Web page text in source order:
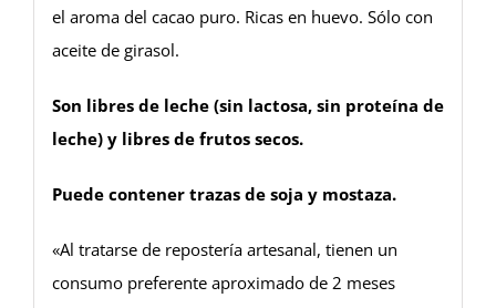
el aroma del cacao puro. Ricas en huevo. Sólo con
aceite de girasol.
Son libres de leche (sin lactosa, sin proteína de
leche) y libres de frutos secos.
Puede contener trazas de soja y mostaza.
«Al tratarse de repostería artesanal, tienen un
consumo preferente aproximado de 2 meses